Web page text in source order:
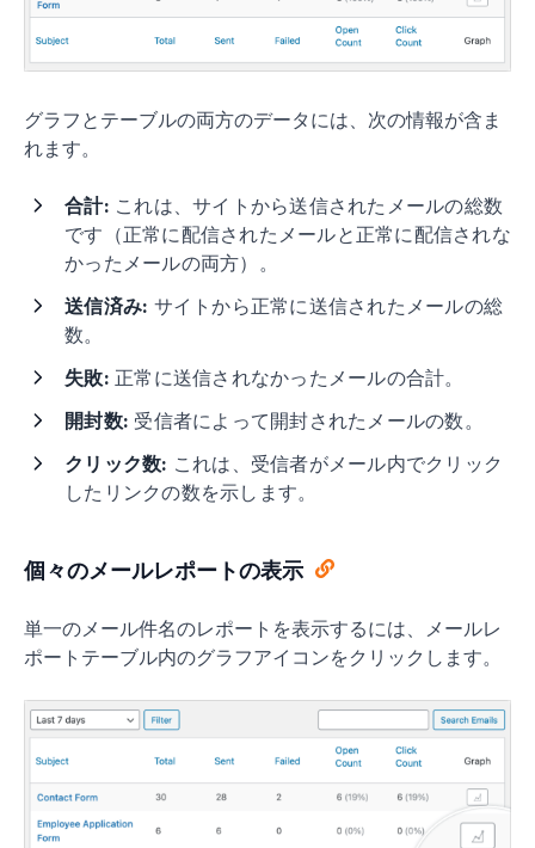
グラフとテーブルの両方のデータには、次の情報が含ま
れます。
合計: これは、サイトから送信されたメールの総数
です（正常に配信されたメールと正常に配信されな
かったメールの両方）。
送信済み: サイトから正常に送信されたメールの総
数。
失敗: 正常に送信されなかったメールの合計。
開封数: 受信者によって開封されたメールの数。
クリック数: これは、受信者がメール内でクリック
したリンクの数を示します。
個々のメールレポートの表示
単一のメール件名のレポートを表示するには、メールレ
ポートテーブル内のグラフアイコンをクリックします。